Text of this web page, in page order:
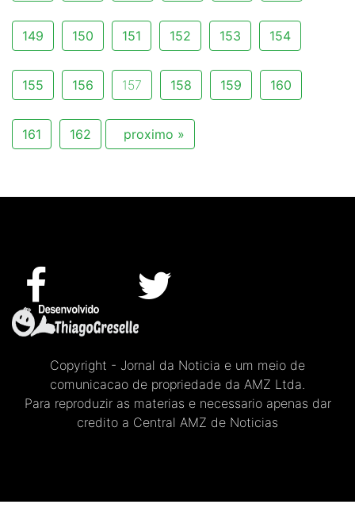
149 150 151 152 153 154
155 156 157 158 159 160
161 162 proximo »
Copyright - Jornal da Noticia e um meio de
comunicacao de propriedade da AMZ Ltda.
Para reproduzir as materias e necessario apenas dar
credito a Central AMZ de Noticias